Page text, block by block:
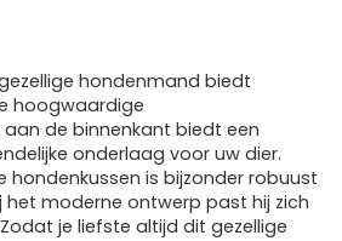
gezellige hondenmand biedt
hoogwaardige
de binnenkant biedt een
onderlaag voor uw dier.
hondenkussen is bijzonder robuust
het moderne ontwerp past hij zich
je liefste altijd dit gezellige